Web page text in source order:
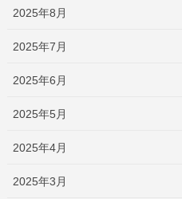
2025年8月
2025年7月
2025年6月
2025年5月
2025年4月
2025年3月